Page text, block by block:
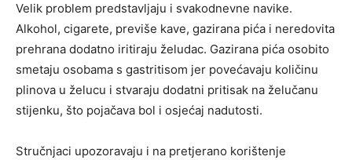
Velik problem predstavljaju i svakodnevne navike.
Alkohol, cigarete, previše kave, gazirana pića i neredovita
prehrana dodatno iritiraju želudac. Gazirana pića osobito
smetaju osobama s gastritisom jer povećavaju količinu
plinova u želucu i stvaraju dodatni pritisak na želučanu
stijenku, što pojačava bol i osjećaj nadutosti.
Stručnjaci upozoravaju i na pretjerano korištenje